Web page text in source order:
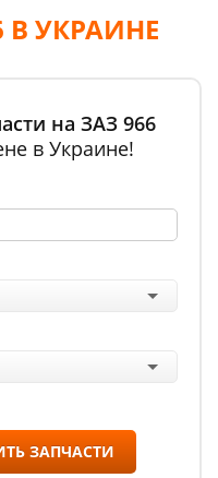
В УКРАИНЕ
на ЗАЗ 966
в Украине!
ЗАПЧАСТИ